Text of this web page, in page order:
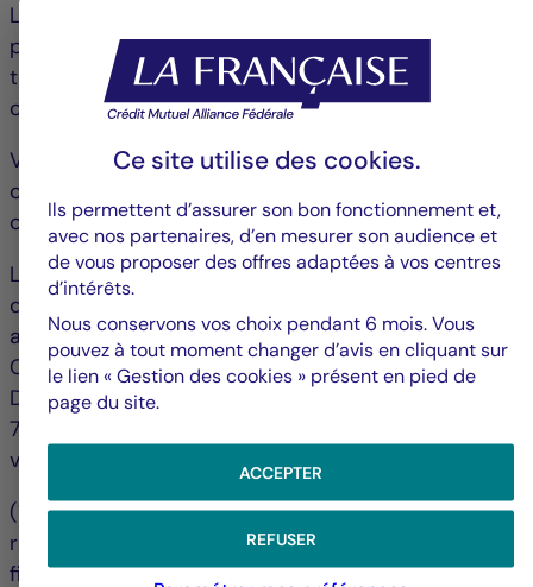
La modification ne vous convient pas : vous avez la
possibilité de sortir sans frais du Compartiment à
tout moment, celui-ci n’appliquant pas de
commissions de rachat ;
Vous n’avez pas d’avis sur l’opération, nous vous
conseillons de prendre contact avec votre
conseiller ou votre distributeur.
Les DIC et le prospectus du Compartiment sont
disponibles sur les sites : www.creditmutuel-
am.eu et/ou www.la-francaise.com ou auprès de :
CREDIT MUTUEL ASSET MANAGEMENT –
Département Marketing -128 boulevard Raspail –
75006 PARIS ou e-mail : contact-
valeursmobilieres@la-francaise.com
(1) Le montant des plus-values éventuellement
réalisées du fait de ce rachat sera soumis à la
fiscalité en vigueur à la date de l’opération.
Ce site utilise des cookies.
Ils permettent d’assurer son bon fonctionnement et,
avec nos partenaires, d’en mesurer son audience et
de vous proposer des offres adaptées à vos centres
d’intérêts.
Nous conservons vos choix pendant 6 mois. Vous
pouvez à tout moment changer d’avis en cliquant sur
le lien « Gestion des cookies » présent en pied de
page du site.
ACCEPTER
REFUSER